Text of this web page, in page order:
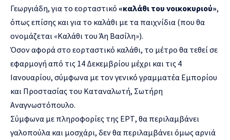
Γεωργιάδη, για το εορταστικό «καλάθι του νοικοκυριού»,
όπως επίσης και για το καλάθι με τα παιχνίδια (που θα
ονομάζεται «Καλάθι του Άη Βασίλη»).
Όσον αφορά στο εορταστικό καλάθι, το μέτρο θα τεθεί σε
εφαρμογή από τις 14 Δεκεμβρίου μέχρι και τις 4
Ιανουαρίου, σύμφωνα με τον γενικό γραμματέα Εμπορίου
και Προστασίας του Καταναλωτή, Σωτήρη
Αναγνωστόπουλο.
Σύμφωνα με πληροφορίες της ΕΡΤ, θα περιλαμβάνει
γαλοπούλα και μοσχάρι, δεν θα περιλαμβάνει όμως αρνιά